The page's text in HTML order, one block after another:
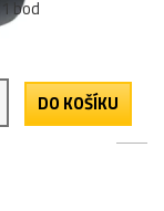
1 bod
DO KOŠÍKU